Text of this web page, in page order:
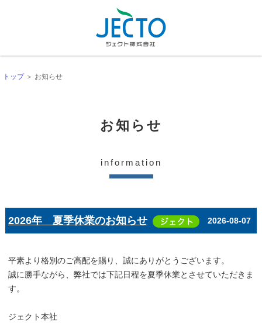
トップ＞ お知らせ
お知らせ
information
2026年 夏季休業のお知らせ 2026-08-07
平素より格別のご高配を賜り、誠にありがとうございます。
誠に勝手ながら、弊社では下記日程を夏季休業とさせていただきま
す。
ジェクト本社